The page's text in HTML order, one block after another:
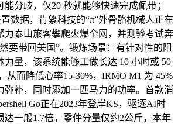
分歧，仅20 秒就能够快速完成佩带；
数据，肯綮科技的“π”外骨骼机械人正在
力泰山旅客攀爬火爆全网，并测验考试奔
要带回美国”。锻炼场景：有针对性的阻
力量，该系统能够工做长达 10 小时或 50
从而降低心率15-30%，IRMO M1 为 45%
弥补，同时添加一匹马力的功率。首款消
Go正在2023年登岸KS，驱逐AI时
达一般1.7倍，零件分量仅约2公斤，本年